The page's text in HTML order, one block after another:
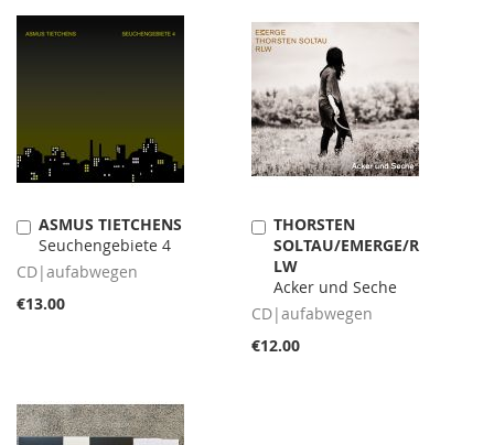
ASMUS TIETCHENS
Seuchengebiete 4
CD|aufabwegen
€13.00
Add
to
Cart
THORSTEN
SOLTAU/EMERGE/R
LW
Acker und Seche
CD|aufabwegen
€12.00
Add
to
Cart